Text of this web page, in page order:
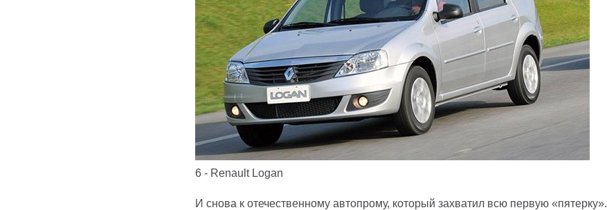
6 - Renault Logan
И снова к отечественному автопрому, который захватил всю первую «пятерку».